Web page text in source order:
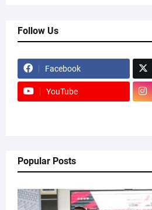
Follow Us
Facebook
YouTube
Popular Posts